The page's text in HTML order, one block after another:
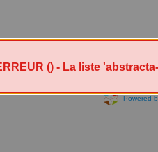
Powered
() - La liste